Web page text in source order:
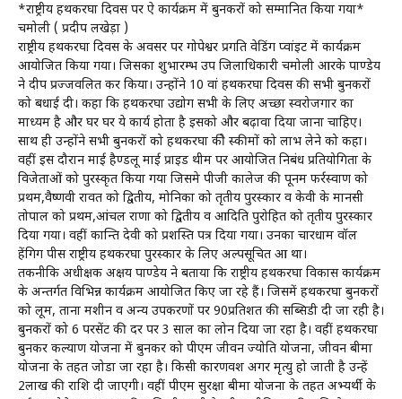
*राष्ट्रीय हथकरघा दिवस पर हुऐ कार्यक्रम में बुनकरों को सम्मानित किया गया*
चमोली ( प्रदीप लखेड़ा )
राष्ट्रीय हथकरघा दिवस के अवसर पर गोपेश्वर प्रगति वेडिंग प्वांइट में कार्यक्रम
आयोजित किया गया। जिसका शुभारम्भ उप जिलाधिकारी चमोली आरके पाण्डेय
ने दीप प्रज्जवलित कर किया। उन्होंने 10 वां हथकरघा दिवस की सभी बुनकरों
को बधाई दी। कहा कि हथकरघा उद्योग सभी के लिए अच्छा स्वरोजगार का
माध्यम है और घर घर ये कार्य होता है इसको और बढ़ावा दिया जाना चाहिए।
साथ ही उन्होंने सभी बुनकरों को हथकरघा कीे स्कीमों को लाभ लेने को कहा।
वहीं इस दौरान माई हैण्डलू माई प्राइड थीम पर आयोजित निबंध प्रतियोगिता के
विजेताओं को पुरस्कृत किया गया जिसमे पीजी कालेज की पूनम फर्रस्वाण को
प्रथम,वैष्णवी रावत को द्वितीय, मोनिका को तृतीय पुरस्कार व केवी के मानसी
तोपाल को प्रथम,आंचल राणा को द्वितीय व आदिति पुरोहित को तृतीय पुरस्कार
दिया गया। वहीं कान्ति देवी को प्रशस्ति पत्र दिया गया। उनका चारधाम वॉल
हेंगिग पीस राष्ट्रीय हथकरघा पुरस्कार के लिए अल्पसूचित हुआ था।
तकनीकि अधीक्षक अक्षय पाण्डेय ने बताया कि राष्ट्रीय हथकरघा विकास कार्यक्रम
के अन्तर्गत विभिन्न कार्यक्रम आयोजित किए जा रहे हैं। जिसमें हथकरघा बुनकरों
को लूम, ताना मशीन व अन्य उपकरणों पर 90प्रतिशत की सब्सिडी दी जा रही है।
बुनकरों को 6 परसेंट की दर पर 3 साल का लोन दिया जा रहा है। वहीं हथकरघा
बुनकर कल्याण योजना में बुनकर को पीएम जीवन ज्योति योजना, जीवन बीमा
योजना के तहत जोडा जा रहा है। किसी कारणवश अगर मृत्यु हो जाती है उन्हें
2लाख की राशि दी जाएगी। वहीं पीएम सुरक्षा बीमा योजना के तहत अभ्यर्थी के